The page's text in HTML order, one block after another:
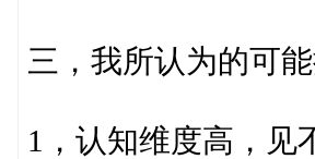
三，我所认为的可
1，认知维度高，见